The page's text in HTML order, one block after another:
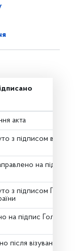
акта
з підписом від
на підпис
з підписом
на підпис Голові
після візування